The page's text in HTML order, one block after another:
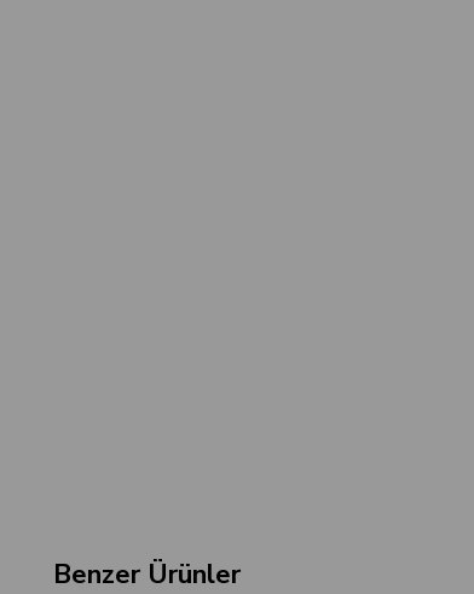
Benzer Ürünler